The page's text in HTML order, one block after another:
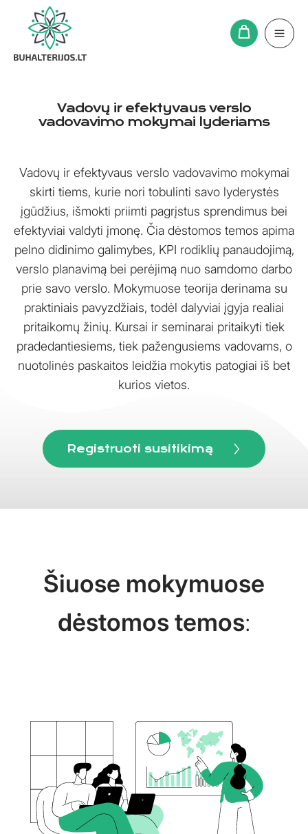
Vadovų ir efektyvaus verslo
vadovavimo mokymai lyderiams
Vadovų ir efektyvaus verslo vadovavimo mokymai
skirti tiems, kurie nori tobulinti savo lyderystės
įgūdžius, išmokti priimti pagrįstus sprendimus bei
efektyviai valdyti įmonę. Čia dėstomos temos apima
pelno didinimo galimybes, KPI rodiklių panaudojimą,
verslo planavimą bei perėjimą nuo samdomo darbo
prie savo verslo. Mokymuose teorija derinama su
praktiniais pavyzdžiais, todėl dalyviai įgyja realiai
pritaikomų žinių. Kursai ir seminarai pritaikyti tiek
pradedantiesiems, tiek pažengusiems vadovams, o
nuotolinės paskaitos leidžia mokytis patogiai iš bet
kurios vietos.
Registruoti susitikimą
Šiuose mokymuose
dėstomos temos: